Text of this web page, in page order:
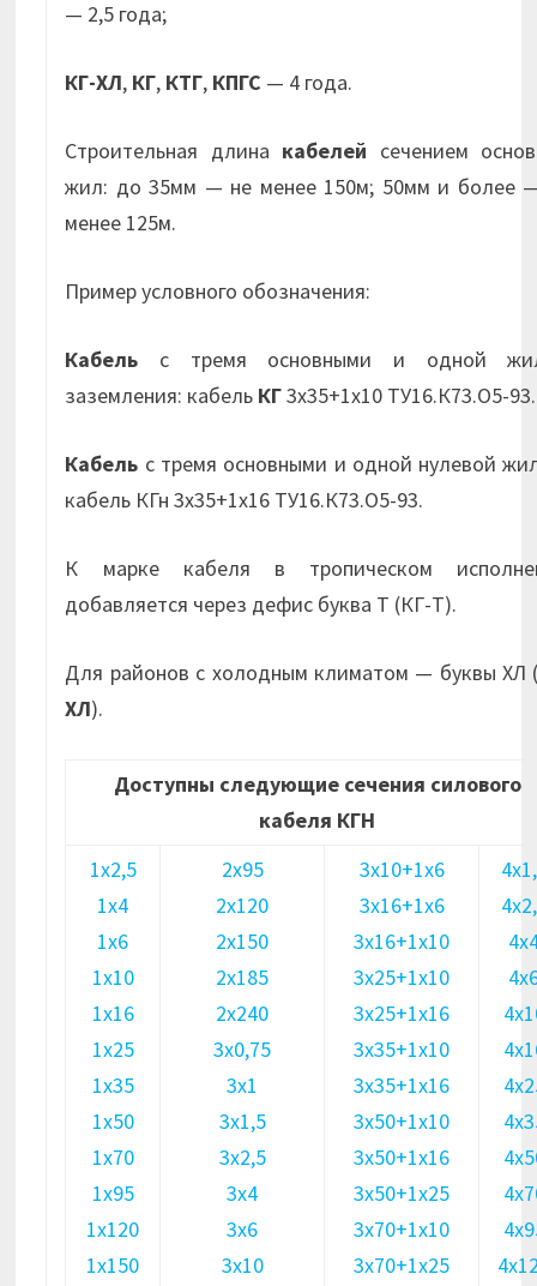
— 2,5 года;
КГ-ХЛ, КГ, КТГ, КПГС — 4 года.
Строительная длина кабелей сечением
жил: до 35мм — не менее 150м; 50мм и более
менее 125м.
Пример условного обозначения:
Кабель с тремя основными и одной
заземления: кабель КГ3х35+1х10 ТУ16.К73.О5-93.
Кабель с тремя основными и одной нулевой
кабель КГн 3х35+1х16 ТУ16.К73.О5-93.
К марке кабеля в тропическом
добавляется через дефис буква Т (КГ-Т).
Для районов с холодным климатом — буквы ХЛ
ХЛ).
Доступны следующие сечения силового
кабеля КГН
1х2,5
1х4
1х6
1х10
1х16
1х25
1х35
1х50
1х70
1х95
1х120
1х150
2х95
2х120
2х150
2х185
2х240
3х0,75
3х1
3х1,5
3х2,5
3х4
3х6
3х10
3х10+1х6
3х16+1х6
3х16+1х10
3х25+1х10
3х25+1х16
3х35+1х10
3х35+1х16
3х50+1х10
3х50+1х16
3х50+1х25
3х70+1х10
3х70+1х25